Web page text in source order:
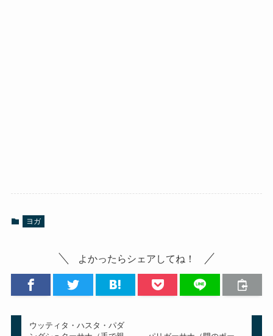
ヨガ
よかったらシェアしてね！
ウッティタ・ハスタ・パダ